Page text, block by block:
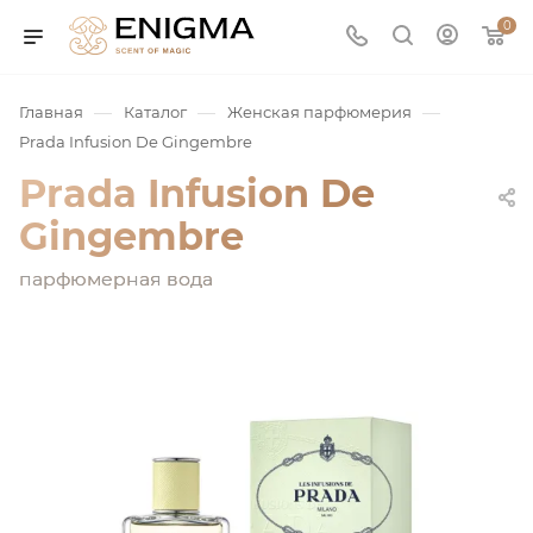
0
Главная — Каталог — Женская парфюмерия —
Prada Infusion De Gingembre
Prada Infusion De
Gingembre
парфюмерная вода